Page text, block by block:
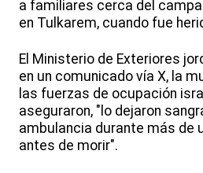
a familiares cerca del
en Tulkarem, cuando fue
El Ministerio de Exteriores
en un comunicado vía X, la
las fuerzas de ocupación
aseguraron, "lo dejaron
ambulancia durante más de
antes de morir".